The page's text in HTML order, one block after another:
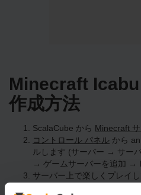
Minecraft
作成方法
ScalaCube から Minecraft
コントロール パネル から
ルします (サーバー → サー
→ ゲームサーバーを追加 →
サーバー上で楽しくプレイ